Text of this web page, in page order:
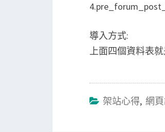
導入方式:
上面四個資料表
架站心得, 網